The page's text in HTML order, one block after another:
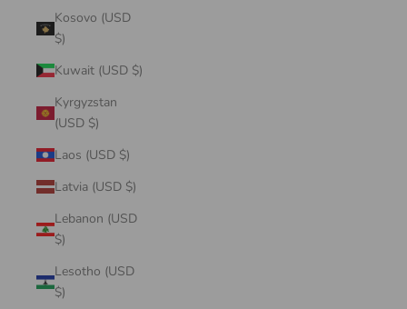
Kosovo (USD
$)
Kuwait (USD $)
Kyrgyzstan
(USD $)
Laos (USD $)
Latvia (USD $)
Lebanon (USD
$)
Lesotho (USD
$)